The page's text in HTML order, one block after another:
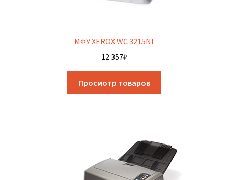
МФУ XEROX WC 3215NI
12 357₽
Просмотр товаров